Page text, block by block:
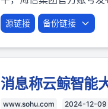
源链接 备份链接
消息称云鲸智能
www.sohu.com 2024-12-09